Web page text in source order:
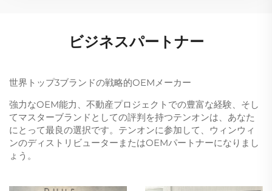
ビジネスパートナー
世界トップ3ブランドの戦略的OEMメーカー
強力なOEM能力、不動産プロジェクトでの豊富な経験、そし
てマスターブランドとしての評判を持つテンオンは、あなた
にとって最良の選択です。テンオンに参加して、ウィンウィ
ンのディストリビューターまたはOEMパートナーになりまし
ょう。